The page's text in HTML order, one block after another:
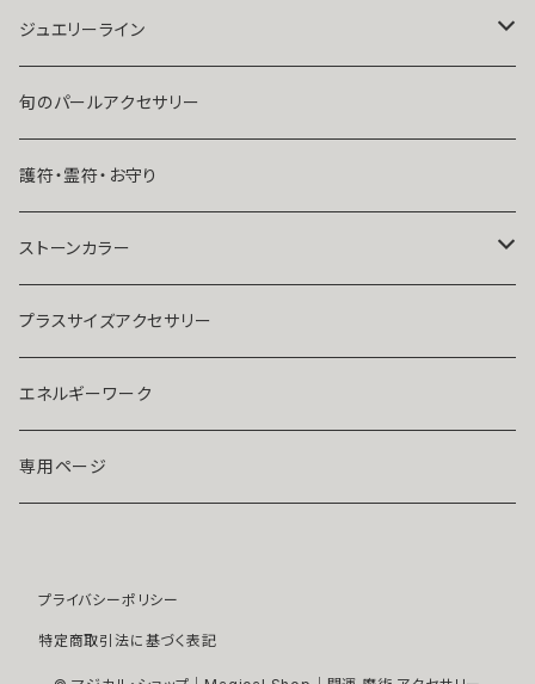
ユタ玉城陽
人に言えない関係
出会いが欲しい
結婚したい
人気運・モテる
ネックレス
ブレスレット・アンクレット
リング
イヤリング・ピアス
ストラップ・キーホルダー
マスクピアス
ブローチ
開運アイテム
ジュエリーライン
Ｋ１０
K１４
Ｋ１８
プラチナ
ダイヤモンド
モアサナイト
パール
旬のパールアクセサリー
護符・霊符・お守り
ストーンカラー
クリア
ブルー
レッド
ピンク
プラスサイズアクセサリー
エネルギーワーク
専用ページ
プライバシーポリシー
特定商取引法に基づく表記